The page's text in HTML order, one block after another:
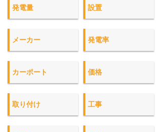
発電量 設置
メーカー 発電率
カーポート 価格
取り付け 工事